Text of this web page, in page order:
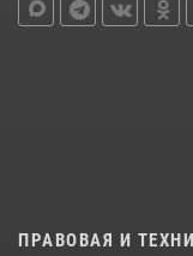
ПРАВОВАЯ И